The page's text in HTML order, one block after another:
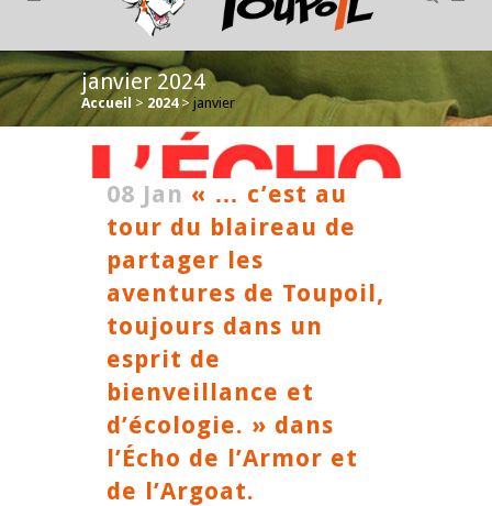
janvier 2024
Accueil > 2024> janvier
08 Jan « … c’est au
tour du blaireau de
partager les
aventures de Toupoil,
toujours dans un
esprit de
bienveillance et
d’écologie. » dans
l’Écho de l’Armor et
de l’Argoat.